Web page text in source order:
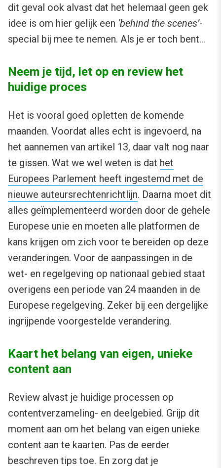
dit geval ook alvast dat het helemaal geen gek
idee is om hier gelijk een ‘behind the scenes’-
special bij mee te nemen. Als je er toch bent…
Neem je tijd, let op en review het
huidige proces
Het is vooral goed opletten de komende
maanden. Voordat alles echt is ingevoerd, na
het aannemen van artikel 13, daar valt nog naar
te gissen. Wat we wel weten is dat het
Europees Parlement heeft ingestemd met de
nieuwe auteursrechtenrichtlijn. Daarna moet dit
alles geïmplementeerd worden door de gehele
Europese unie en moeten alle platformen de
kans krijgen om zich voor te bereiden op deze
veranderingen. Voor de aanpassingen in de
wet- en regelgeving op nationaal gebied staat
overigens een periode van 24 maanden in de
Europese regelgeving. Zeker bij een dergelijke
ingrijpende voorgestelde verandering.
Kaart het belang van eigen, unieke
content aan
Review alvast je huidige processen op
contentverzameling- en deelgebied. Grijp dit
moment aan om het belang van eigen unieke
content aan te kaarten. Pas de eerder
beschreven tips toe. En zorg dat je